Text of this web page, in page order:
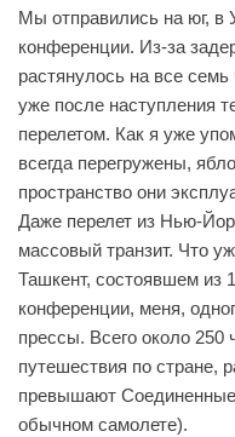
Мы отправились на юг, в
конференции. Из-за
растянулось на все
уже после наступления
перелетом. Как я уже
всегда перегружены,
пространство они
Даже перелет из Нью-
массовый транзит. Что
Ташкент, состоявшем из
конференции, меня,
прессы. Всего около 250
путешествия по стране,
превышают
обычном самолете).